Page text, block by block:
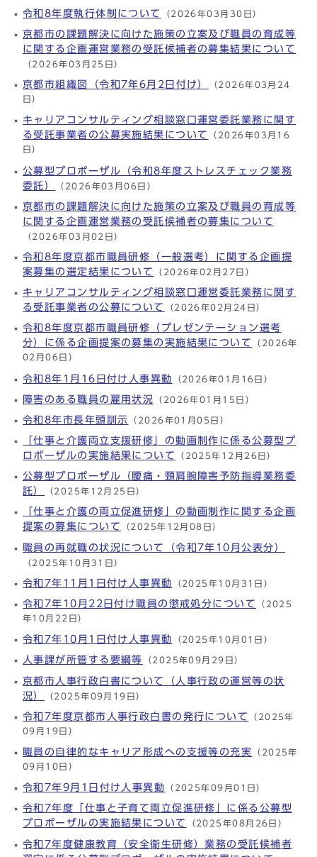
令和8年度執行体制について （2026年03月30日）
京都市の課題解決に向けた施策の立案及び職員の育成等
に関する企画運営業務の受託候補者の募集結果について
（2026年03月25日）
京都市組織図（令和7年6月2日付け） （2026年03月24
日）
キャリアコンサルティング相談窓口運営委託業務に関す
る受託事業者の公募実施結果について
（2026年03月16
日）
公募型プロポーザル（令和8年度ストレスチェック業務
委託）
（2026年03月06日）
京都市の課題解決に向けた施策の立案及び職員の育成等
に関する企画運営業務の受託候補者の募集について
（2026年03月02日）
令和8年度京都市職員研修（一般選考）に関する企画提
案募集の選定結果について
（2026年02月27日）
キャリアコンサルティング相談窓口運営委託業務に関す
る受託事業者の公募について
（2026年02月24日）
令和8年度京都市職員研修（プレゼンテーション選考
分）に係る企画提案の募集の実施結果について
（2026年
02月06日）
令和8年1月16日付け人事異動
（2026年01月16日）
障害のある職員の雇用状況 （2026年01月15日）
令和8年市長年頭訓示 （2026年01月05日）
「仕事と介護両立支援研修」の動画制作に係る公募型プ
ロポーザルの実施結果について
（2025年12月26日）
公募型プロポーザル（腰痛・頸肩腕障害予防指導業務委
託）
（2025年12月25日）
「仕事と介護の両立促進研修」の動画制作に関する企画
提案の募集について
（2025年12月08日）
職員の再就職の状況について（令和7年10月公表分）
（2025年10月31日）
令和7年11月1日付け人事異動 （2025年10月31日）
令和7年10月22日付け職員の懲戒処分について （2025
年10月22日）
令和7年10月1日付け人事異動
（2025年10月01日）
人事課が所管する要綱等 （2025年09月29日）
京都市人事行政白書について（人事行政の運営等の状
況）
（2025年09月19日）
令和7年度京都市人事行政白書の発行について （2025年
09月19日）
職員の自律的なキャリア形成への支援等の充実
（2025年
09月10日）
令和7年9月1日付け人事異動 （2025年09月01日）
令和7年度「仕事と子育て両立促進研修」に係る公募型
プロポーザルの実施結果について
（2025年08月26日）
令和7年度健康教育（安全衛生研修）業務の受託候補者